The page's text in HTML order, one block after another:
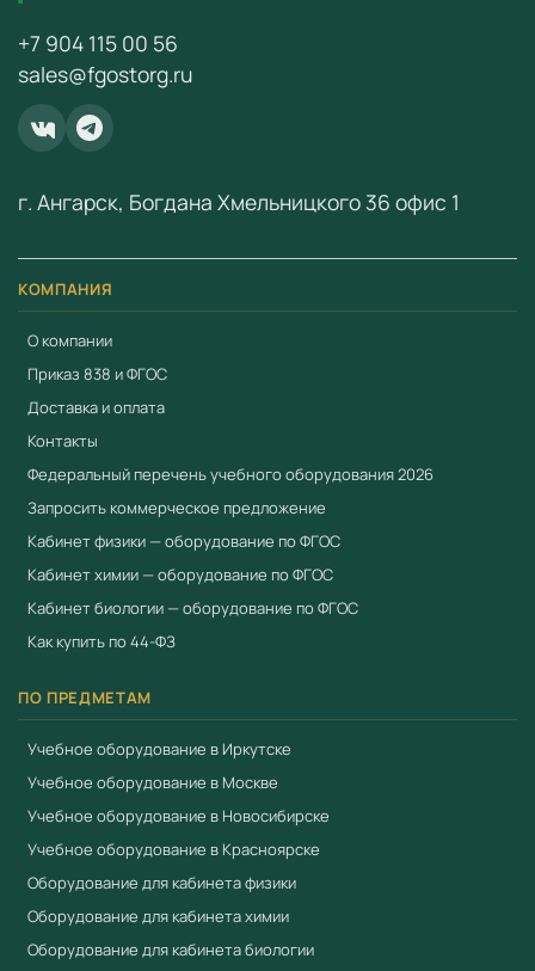
Для заказа и получения коммерческого предложения
свяжитесь с нами:+7 (904) 115-00-56
fgostorg.ru@yandex.ru
образовательного оборудования по ФГОС с 2018 года.
ИНН 3801158281.
КОМПАНИЯ
О компании
Приказ 838 и ФГОС
Доставка и оплата
Контакты
Федеральный перечень учебного оборудования 2026
Запросить коммерческое предложение
Кабинет физики — оборудование по ФГОС
Кабинет химии — оборудование по ФГОС
Кабинет биологии — оборудование по ФГОС
Как купить по 44-ФЗ
ПО ПРЕДМЕТАМ
Учебное оборудование в Иркутске
Учебное оборудование в Москве
Учебное оборудование в Новосибирске
Учебное оборудование в Красноярске
Оборудование для кабинета физики
Оборудование для кабинета химии
Оборудование для кабинета биологии
+7 904 115 00 56
sales@fgostorg.ru
г. Ангарск, Богдана Хмельницкого 36 офис 1